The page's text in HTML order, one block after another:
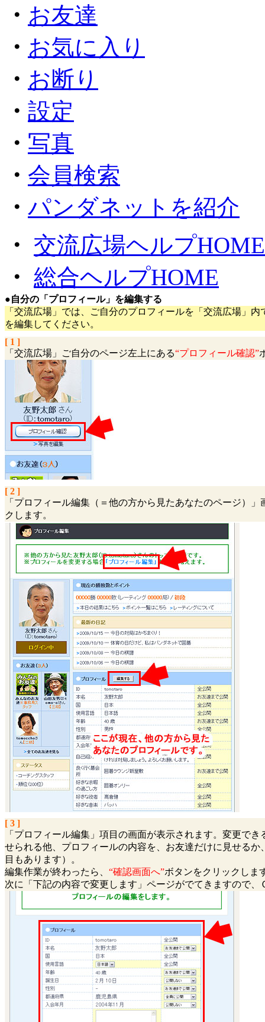
・ お友達
・ お気に入り
・ お断り
・ 設定
・ 写真
・ 会員検索
・ パンダネットを紹介
・ 交流広場ヘルプHOME
・ 総合ヘルプHOME
●自分の「プロフィール」を編集する
「交流広場」では、ご自分のプロフィールを「交流広場」
を編集してください。
[ 1 ]
「交流広場」ご自分のページ左上にある“プロフィール確認”
[ 2 ]
「プロフィール編集（＝他の方から見たあなたのページ）
クします。
[ 3 ]
「プロフィール編集」項目の画面が表示されます。変更で
せられる他、プロフィールの内容を、お友達だけに見せる
目もあります）。
編集作業が終わったら、 “確認画面へ”ボタンをクリックしま
次に「下記の内容で変更します」ページがでてきますので、